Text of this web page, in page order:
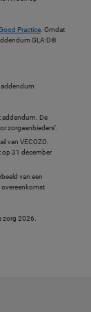
Practice. Omdat
GLA:D®
addendum
addendum. De
zorgaanbieders’.
van VECOZO.
op 31 december
van een
overeenkomst
zorg 2026.